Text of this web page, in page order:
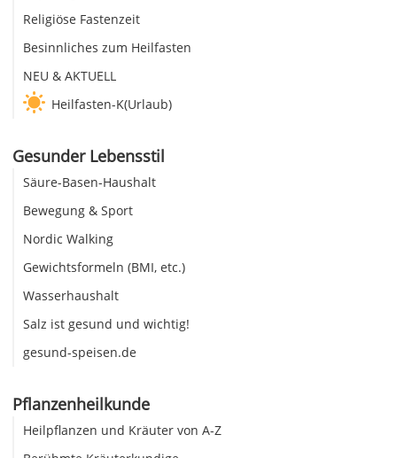
Religiöse Fastenzeit
Besinnliches zum Heilfasten
NEU & AKTUELL
Heilfasten-K(Urlaub)
Gesunder Lebensstil
Säure-Basen-Haushalt
Bewegung & Sport
Nordic Walking
Gewichtsformeln (BMI, etc.)
Wasserhaushalt
Salz ist gesund und wichtig!
gesund-speisen.de
Pflanzenheilkunde
Heilpflanzen und Kräuter von A-Z